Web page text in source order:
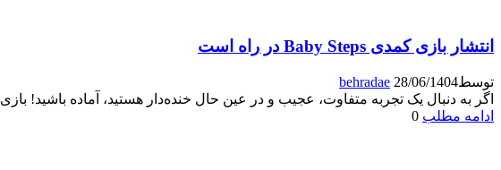
انتشار بازی کمدی Baby Steps در راه است
توسط behradae 28/06/1404
اگر به دنبال یک تجربه متفاوت، عجیب و در عین حال خنده‌دار هستید، آماده باشید! بازی Baby Steps،
ادامه مطلب 0